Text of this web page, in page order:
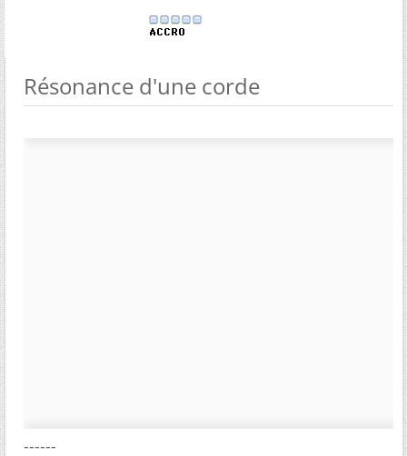
Résonance d'une corde
------